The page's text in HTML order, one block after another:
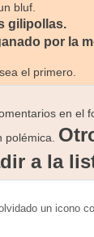
bluf.
gilipollas.
por la
el primero.
en el
polémica.
a la
un icono